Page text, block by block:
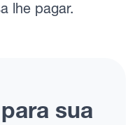
lhe pagar.
para sua